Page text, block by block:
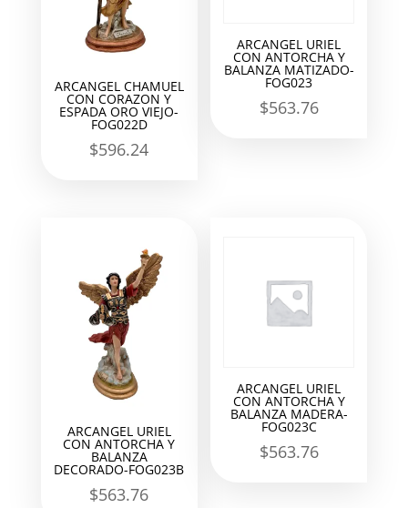
ARCANGEL CHAMUEL
CON CORAZON Y
ESPADA ORO VIEJO-
FOG022D
$596.24
ARCANGEL URIEL
CON ANTORCHA Y
BALANZA MATIZADO-
FOG023
$563.76
ARCANGEL URIEL
CON ANTORCHA Y
BALANZA
DECORADO-FOG023B
$563.76
ARCANGEL URIEL
CON ANTORCHA Y
BALANZA MADERA-
FOG023C
$563.76